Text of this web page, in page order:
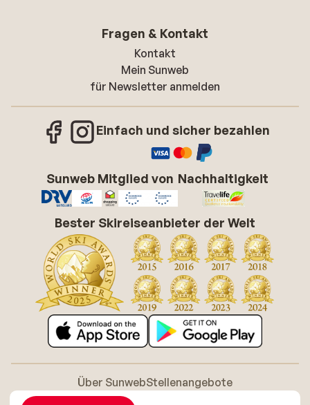
Fragen & Kontakt
Kontakt
Mein Sunweb
für Newsletter anmelden
Einfach und sicher bezahlen
Sunweb Mitglied von Nachhaltigkeit
Bester Skireiseanbieter der Welt
Über SunwebStellenangebote
Allgemeine Geschäftsbedingungen (AGB)